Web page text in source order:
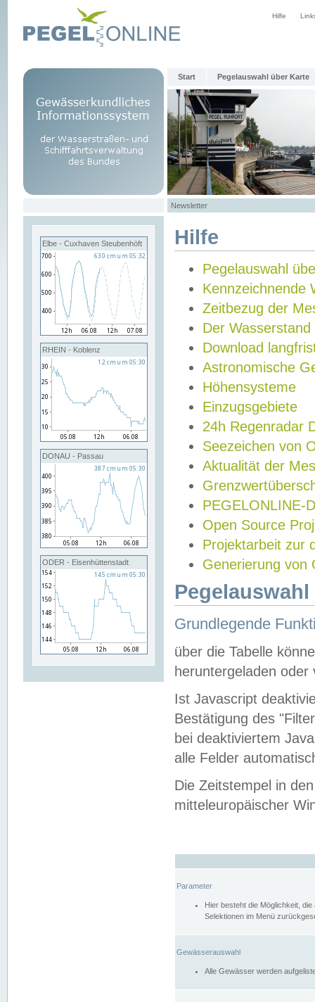
Hilfe
Start Pegelauswahl über Karte
Newsletter
Elbe - Cuxhaven Steubenhöft
RHEIN - Koblenz
DONAU - Passau
ODER - Eisenhüttenstadt
Hilfe
Pegelauswahl
Kennzeichnende
Zeitbezug der
Der Wasserstand
Download
Astronomische
Höhensysteme
Einzugsgebiete
24h Regenradar
Seezeichen von
Aktualität der
PEGELONLINE-
Open Source
Projektarbeit zur
Generierung von
Grundlegende
über die Tabelle
heruntergeladen oder
Ist Javascript
Bestätigung des
bei deaktiviertem
alle Felder
Die Zeitstempel in
mitteleuropäischer
Parameter
Hier besteht die Möglichkeit,
Selektionen im Menü
Gewässerauswahl
Alle Gewässer werden